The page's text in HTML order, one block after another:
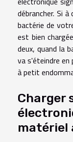
débrancher. Si
bactérie de
est bien
deux, quand la
va s'éteindre
à petit
Charger
matériel